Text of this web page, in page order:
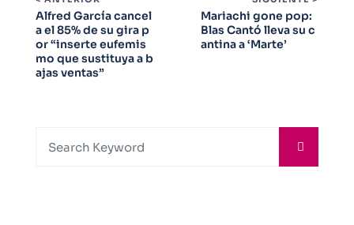
Alfred García cancel
a el 85% de su gira p
or “inserte eufemis
mo que sustituya a b
ajas ventas”
Mariachi gone pop:
Blas Cantó lleva su c
antina a ‘Marte’